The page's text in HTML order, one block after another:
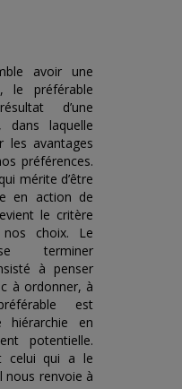
avoir une
le préférable
d’une
dans laquelle
les avantages
préférences.
mérite d’être
en action de
le critère
choix. Le
terminer
à penser
à ordonner, à
est
hiérarchie en
potentielle.
celui qui a le
nous renvoie à